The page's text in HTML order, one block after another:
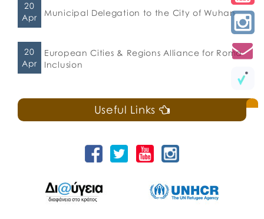
20
Apr
Municipal Delegation to the City of Wuhan
20
Apr
European Cities & Regions Alliance for Roma
Inclusion
Useful Links